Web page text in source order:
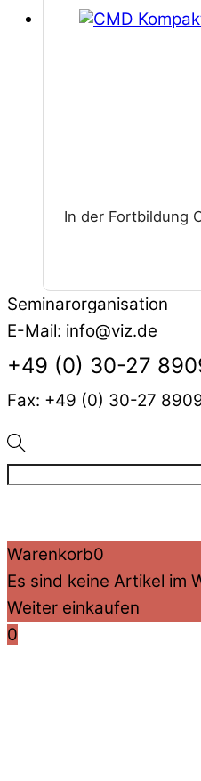
In der Fortbildung
Seminarorganisation
E-Mail: info@viz.de
+49 (0) 30-27
Fax: +49 (0) 30-27
Warenkorb0
Es sind keine Artikel im
Weiter einkaufen
0